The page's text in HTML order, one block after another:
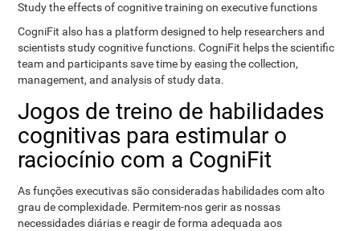
Study the effects of cognitive training on executive functions
CogniFit also has a platform designed to help researchers and
scientists study cognitive functions. CogniFit helps the scientific
team and participants save time by easing the collection,
management, and analysis of study data.
Jogos de treino de habilidades
cognitivas para estimular o
raciocínio com a CogniFit
As funções executivas são consideradas habilidades com alto
grau de complexidade. Permitem-nos gerir as nossas
necessidades diárias e reagir de forma adequada aos